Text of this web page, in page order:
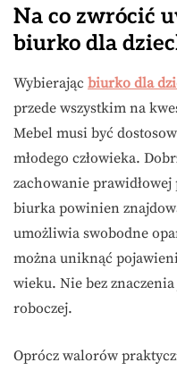
Na co zwrócić
biurko dla
Wybierając biurko dla
przede wszystkim na
Mebel musi być
młodego człowieka.
zachowanie
biurka powinien
umożliwia swobodne
można uniknąć
wieku. Nie bez
roboczej.
Oprócz walorów